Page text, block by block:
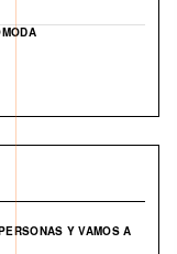
Y VAMOS A